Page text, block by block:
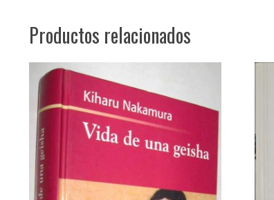
Productos relacionados